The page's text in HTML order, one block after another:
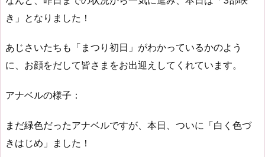
き」となりました！
あじさいたちも「まつり初日」がわかっているかのよう
に、お顔をだして皆さまをお出迎えしてくれています。
アナベルの様子：
まだ緑色だったアナベルですが、本日、ついに「白く色づ
きはじめ」ました！